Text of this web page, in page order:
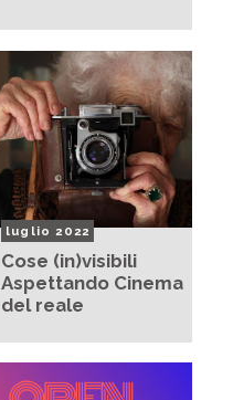
luglio 2022
Cose (in)visibili
Aspettando Cinema
del reale